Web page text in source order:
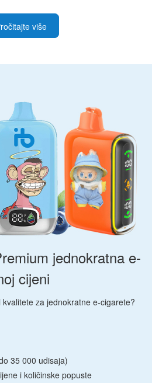
više
jednokratna e-
cijeni
za jednokratne e-cigarete?
35 000 udisaja)
i količinske popuste